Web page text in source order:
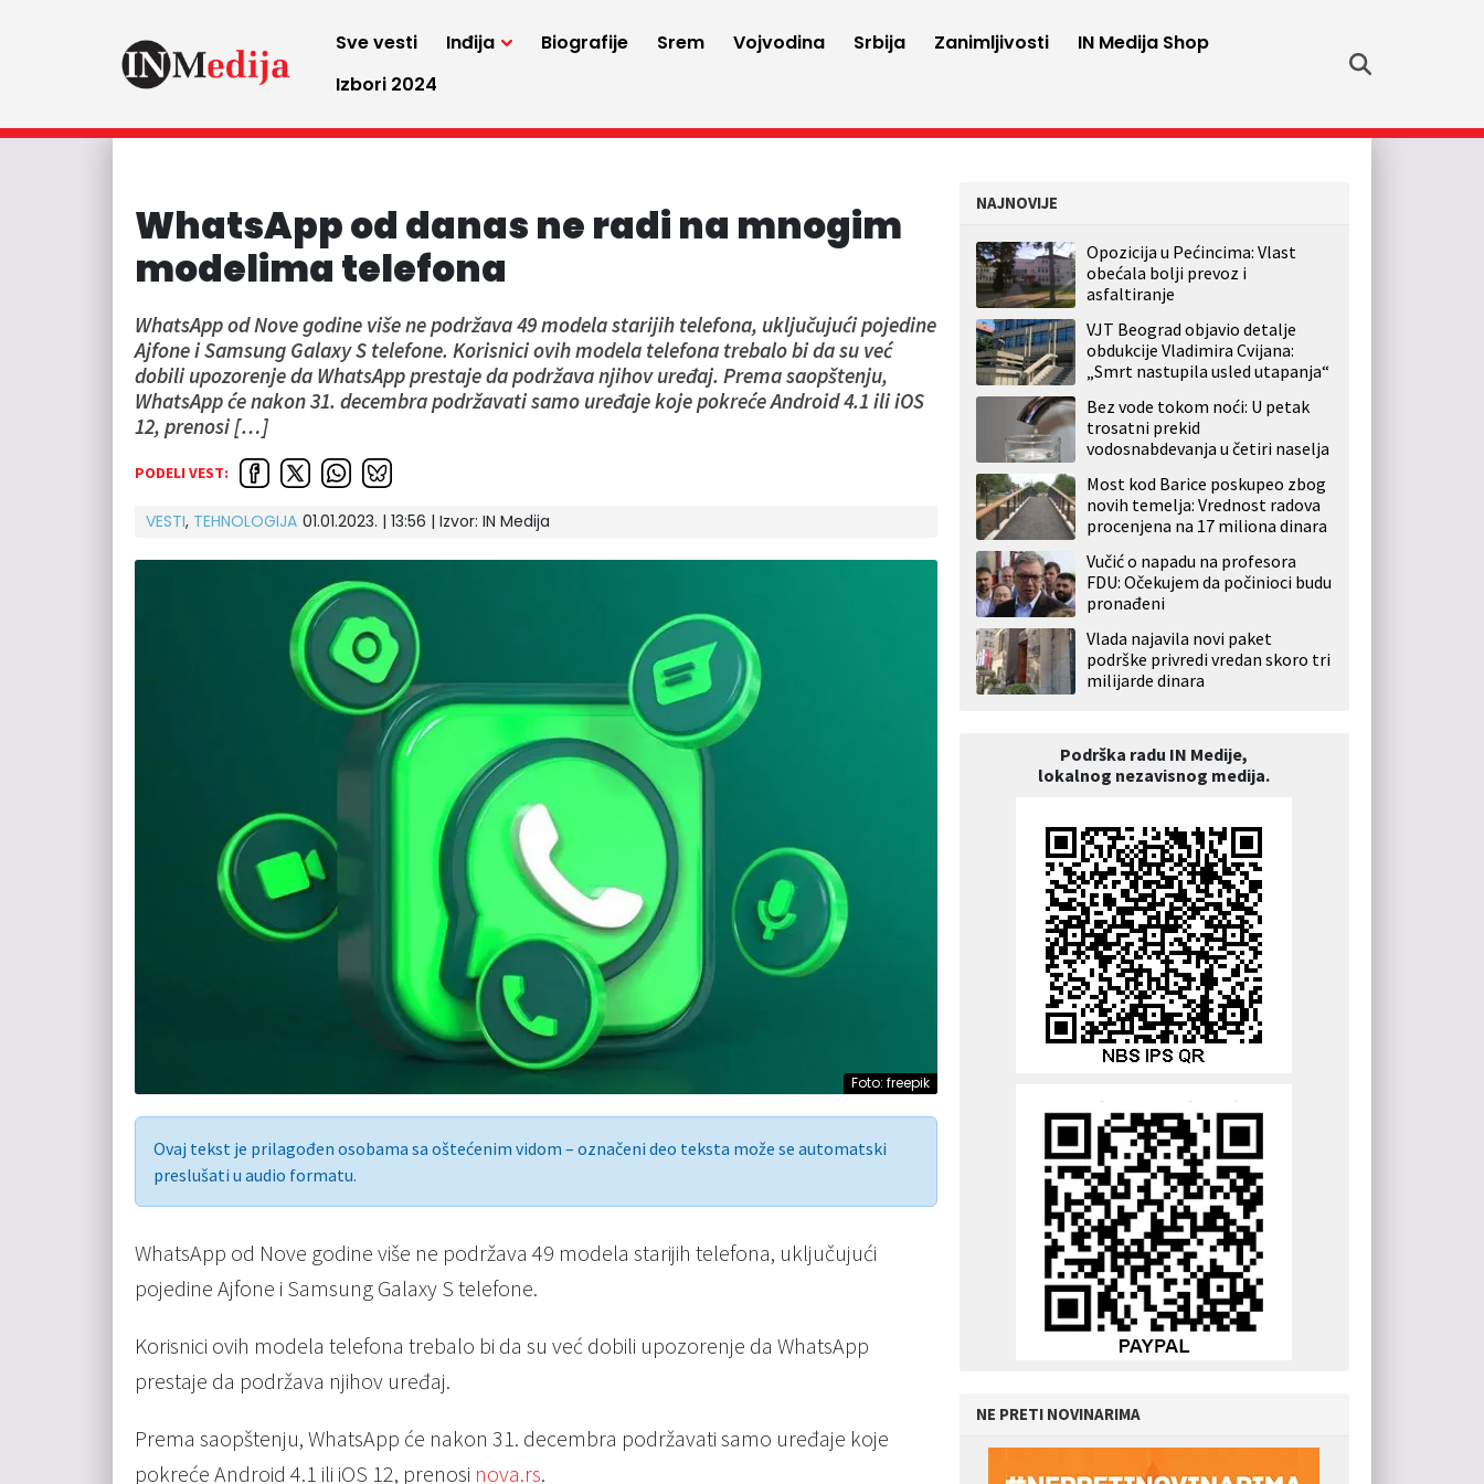
Sve vesti Inđija Biografije Srem Vojvodina Srbija Zanimljivosti
IN Medija Shop
Izbori 2024
WhatsApp od danas ne radi na mnogim
modelima telefona
WhatsApp od Nove godine više ne podržava 49 modela starijih telefona, uključujući pojedine
Ajfone i Samsung Galaxy S telefone. Korisnici ovih modela telefona trebalo bi da su već
dobili upozorenje da WhatsApp prestaje da podržava njihov uređaj. Prema saopštenju,
WhatsApp će nakon 31. decembra podržavati samo uređaje koje pokreće Android 4.1 ili iOS
12, prenosi […]
PODELI VEST:
VESTI, TEHNOLOGIJA 01.01.2023. | 13:56 | Izvor: IN Medija
Foto: freepik
Ovaj tekst je prilagođen osobama sa oštećenim vidom – označeni deo teksta može se automatski
preslušati u audio formatu.
WhatsApp od Nove godine više ne podržava 49 modela starijih telefona, uključujući
pojedine Ajfone i Samsung Galaxy S telefone.
Korisnici ovih modela telefona trebalo bi da su već dobili upozorenje da WhatsApp
prestaje da podržava njihov uređaj.
Prema saopštenju, WhatsApp će nakon 31. decembra podržavati samo uređaje koje
pokreće Android 4.1 ili iOS 12, prenosi nova.rs.
NAJNOVIJE
Opozicija u Pećincima: Vlast
obećala bolji prevoz i
asfaltiranje
VJT Beograd objavio detalje
obdukcije Vladimira Cvijana:
„Smrt nastupila usled utapanja“
Bez vode tokom noći: U petak
trosatni prekid
vodosnabdevanja u četiri naselja
Most kod Barice poskupeo zbog
novih temelja: Vrednost radova
procenjena na 17 miliona dinara
Vučić o napadu na profesora
FDU: Očekujem da počinioci budu
pronađeni
Vlada najavila novi paket
podrške privredi vredan skoro tri
milijarde dinara
Podrška radu IN Medije,
lokalnog nezavisnog medija.
NE PRETI NOVINARIMA